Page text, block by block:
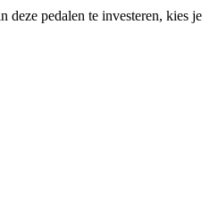
deze pedalen te investeren, kies je